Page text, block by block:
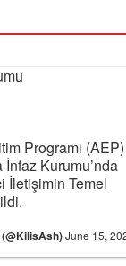
Programı (AEP)
Kurumu’nda
İletişimin Temel
June 15,